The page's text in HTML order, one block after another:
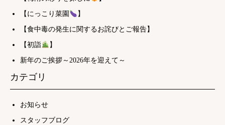
【にっこり菜園 】
【食中毒の発生に関するお詫びとご報告】
【初詣 】
新年のご挨拶～2026年を迎えて～
カテゴリ
お知らせ
スタッフブログ